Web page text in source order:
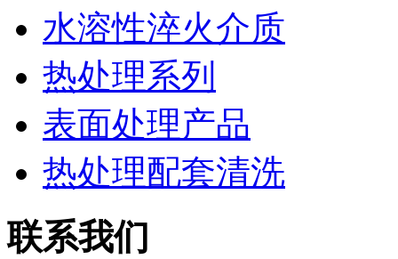
水溶性淬火介质
热处理系列
表面处理产品
热处理配套清洗
联系我们